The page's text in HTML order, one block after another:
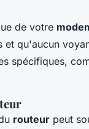
de votre
qu'aucun
spécifiques,
routeur peut